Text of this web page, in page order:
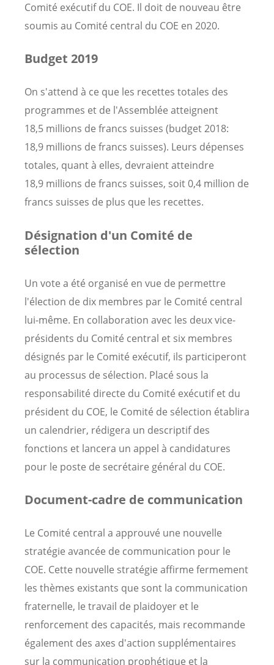
Comité exécutif du COE. Il doit de nouveau être
soumis au Comité central du COE en 2020.
Budget 2019
On s'attend à ce que les recettes totales des
programmes et de l'Assemblée atteignent
18,5 millions de francs suisses (budget 2018:
18,9 millions de francs suisses). Leurs dépenses
totales, quant à elles, devraient atteindre
18,9 millions de francs suisses, soit 0,4 million de
francs suisses de plus que les recettes.
Désignation d'un Comité de
sélection
Un vote a été organisé en vue de permettre
l'élection de dix membres par le Comité central
lui-même. En collaboration avec les deux vice-
présidents du Comité central et six membres
désignés par le Comité exécutif, ils participeront
au processus de sélection. Placé sous la
responsabilité directe du Comité exécutif et du
président du COE, le Comité de sélection établira
un calendrier, rédigera un descriptif des
fonctions et lancera un appel à candidatures
pour le poste de secrétaire général du COE.
Document-cadre de communication
Le Comité central a approuvé une nouvelle
stratégie avancée de communication pour le
COE. Cette nouvelle stratégie affirme fermement
les thèmes existants que sont la communication
fraternelle, le travail de plaidoyer et le
renforcement des capacités, mais recommande
également des axes d'action supplémentaires
sur la communication prophétique et la